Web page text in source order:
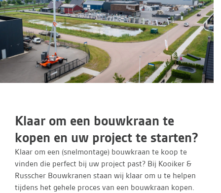
Klaar om een bouwkraan te
kopen en uw project te starten?
Klaar om een (snelmontage) bouwkraan te koop te
vinden die perfect bij uw project past? Bij Kooiker &
Russcher Bouwkranen staan wij klaar om u te helpen
tijdens het gehele proces van een bouwkraan kopen.